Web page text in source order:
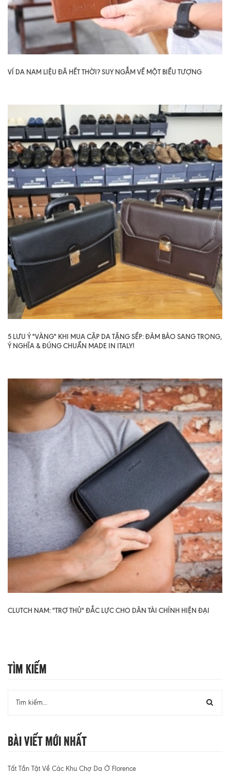
VÍ DA NAM LIỆU ĐÃ HẾT THỜI? SUY NGẪM VỀ MỘT BIỂU TƯỢNG
5 LƯU Ý "VÀNG" KHI MUA CẶP DA TẶNG SẾP: ĐẢM BẢO SANG TRỌNG,
Ý NGHĨA & ĐÚNG CHUẨN MADE IN ITALY!
CLUTCH NAM: "TRỢ THỦ" ĐẮC LỰC CHO DÂN TÀI CHÍNH HIỆN ĐẠI
Tìm Kiếm
Bài Viết Mới Nhất
Tất Tần Tật Về Các Khu Chợ Da Ở Florence